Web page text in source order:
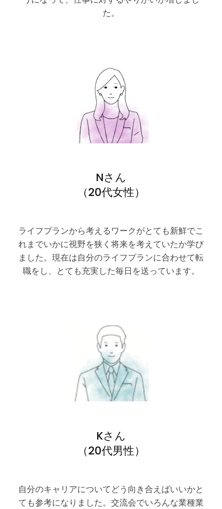
た。
Nさん
（20代女性）
ライフプランから考えるワークがとても新鮮でこ
れまでいかに視野を狭く将来を考えていたか学び
ました。現在は自分のライフプランに合わせて転
職をし、とても充実した毎日を送っています。
Kさん
（20代男性）
自分のキャリアについてどう向き合えばいいかと
ても参考になりました。交流会でいろんな業種業